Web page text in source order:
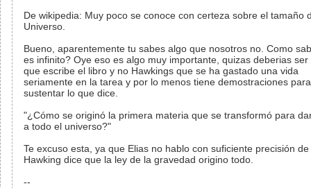
De wikipedia: Muy poco se conoce con certeza sobre el tamaño
Universo.
Bueno, aparentemente tu sabes algo que nosotros no. Como
es infinito? Oye eso es algo muy importante, quizas deberias ser
que escribe el libro y no Hawkings que se ha gastado una vida
seriamente en la tarea y por lo menos tiene demostraciones para
sustentar lo que dice.
"¿Cómo se originó la primera materia que se transformó para
a todo el universo?"
Te excuso esta, ya que Elias no hablo con suficiente precisión
Hawking dice que la ley de la gravedad origino todo.
--